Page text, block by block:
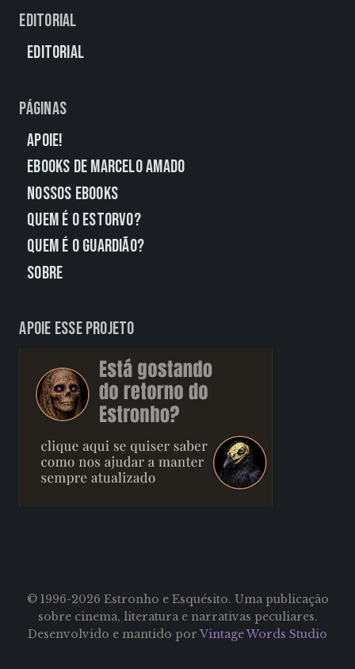
Editorial
Editorial
Páginas
Apoie!
eBooks de Marcelo Amado
Nossos eBooks
Quem É o Estorvo?
Quem É o Guardião?
Sobre
Apoie esse projeto
© 1996-2026 Estronho e Esquésito. Uma publicação
sobre cinema, literatura e narrativas peculiares.
Desenvolvido e mantido por Vintage Words Studio